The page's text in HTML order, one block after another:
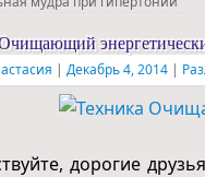
| Декабрь 4, 2014 |
дорогие